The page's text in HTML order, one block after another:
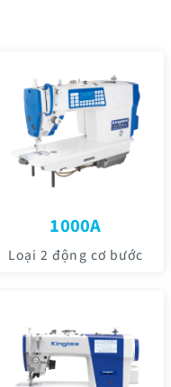
1000A
Loại 2 động cơ bước